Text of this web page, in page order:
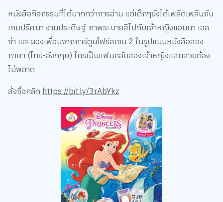
หนังสือกิจกรรมที่ได้มากกว่าการอ่าน แต่เด็กๆยังได้เพลิดเพลินกับ
เกมปริศนา งานประดิษฐ์ ภาพระบายสีไปกับเจ้าหญิงแอนนา เอล
ซ่า และผองเพื่อนจากการ์ตูนโฟร์สเซน 2 ในรูปแบบหนังสือสอง
ภาษา (ไทย-อังกฤษ) ใครเป็นแฟนคลับสองเจ้าหญิงแสนสวยต้อง
ไม่พลาด
สั่งซื้อคลิก https://bit.ly/3rAbYkz